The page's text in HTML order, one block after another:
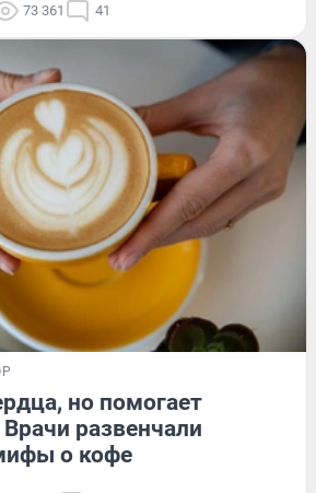
73 361 41
но помогает
развенчали
о кофе